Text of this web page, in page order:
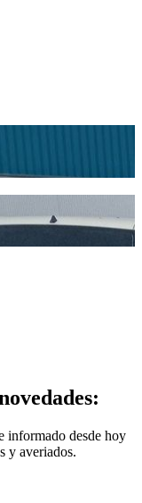
informado desde hoy
y averiados.